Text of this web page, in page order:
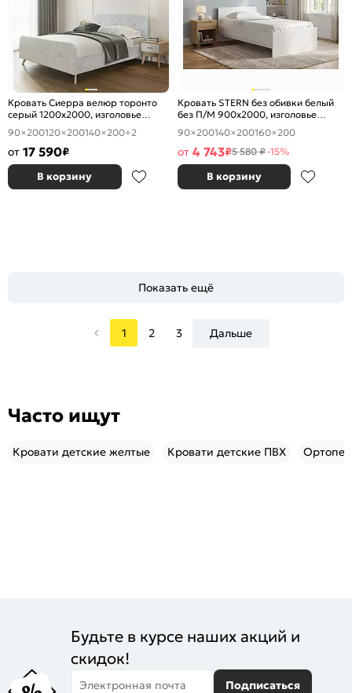
Кровать Сиерра велюр торонто
серый 1200x2000, изголовье
мягкое
90×200120×200140×200+2
от 17 590₽
В корзину
Кровать STERN без обивки белый
без П/М 900x2000, изголовье
жесткое
90×200140×200160×200
от 4 743₽5 580 ₽-15%
В корзину
Показать ещё
1 2 3 Дальше
Часто ищут
Кровати детские желтые Кровати детские ПВХ
Будьте в курсе наших акций и
скидок!
Электронная почта Подписаться